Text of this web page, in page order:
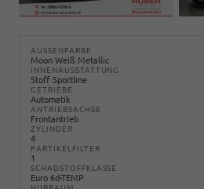
AUSSENFARBE
Moon Weiß Metallic
INNENAUSSTATTUNG
Stoff Sportline
GETRIEBE
Automatik
ANTRIEBSACHSE
Frontantrieb
ZYLINDER
4
PARTIKELFILTER
1
SCHADSTOFFKLASSE
Euro 6d-TEMP